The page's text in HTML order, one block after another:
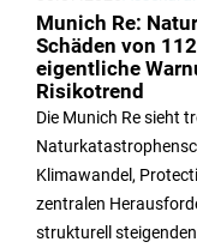
Munich Re:
Schäden von
eigentliche
Risikotrend
Die Munich Re sieht
Klimawandel,
zentralen
strukturell